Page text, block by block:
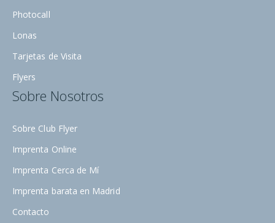
Photocall
Lonas
Tarjetas de Visita
Flyers
Sobre Nosotros
Sobre Club Flyer
Imprenta Online
Imprenta Cerca de Mí
Imprenta barata en Madrid
Contacto